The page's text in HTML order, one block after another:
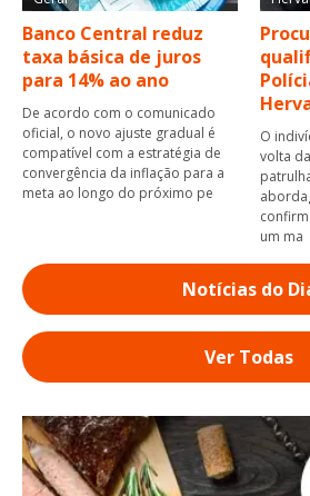
Banco Central reduz
taxa básica de juros
para 14% ao ano
De acordo com o comunicado
oficial, o novo ajuste gradual é
compatível com a estratégia de
convergência da inflação para a
meta ao longo do próximo pe
O
volta
um ma
Notícias do
Ver Todas